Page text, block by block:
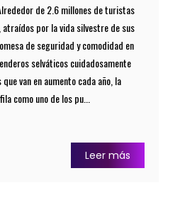
de 2.6 millones de turistas
atraídos por la vida silvestre de sus
de seguridad y comodidad en
selváticos cuidadosamente
van en aumento cada año, la
como uno de los pu...
Leer más